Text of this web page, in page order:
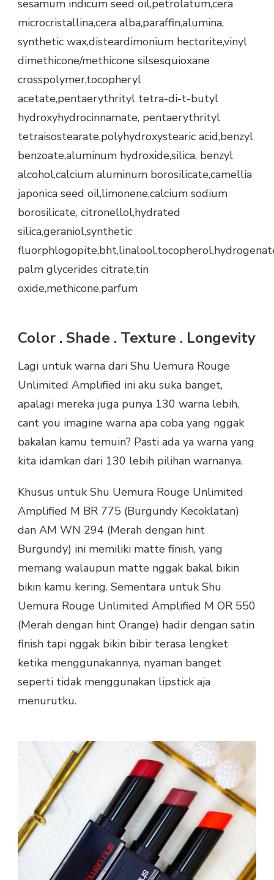
sesamum indicum seed oil,petrolatum,cera
microcristallina,cera alba,paraffin,alumina,
synthetic wax,disteardimonium hectorite,vinyl
dimethicone/methicone silsesquioxane
crosspolymer,tocopheryl
acetate,pentaerythrityl tetra-di-t-butyl
hydroxyhydrocinnamate, pentaerythrityl
tetraisostearate,polyhydroxystearic acid,benzyl
benzoate,aluminum hydroxide,silica, benzyl
alcohol,calcium aluminum borosilicate,camellia
japonica seed oil,limonene,calcium sodium
borosilicate, citronellol,hydrated
silica,geraniol,synthetic
palm glycerides citrate,tin
oxide,methicone,parfum
Color . Shade . Texture . Longevity
Lagi untuk warna dari Shu Uemura Rouge
Unlimited Amplified ini aku suka banget,
apalagi mereka juga punya 130 warna lebih,
cant you imagine warna apa coba yang nggak
bakalan kamu temuin? Pasti ada ya warna yang
kita idamkan dari 130 lebih pilihan warnanya.
Khusus untuk Shu Uemura Rouge Unlimited
Amplified M BR 775 (Burgundy Kecoklatan)
dan AM WN 294 (Merah dengan hint
Burgundy) ini memiliki matte finish, yang
memang walaupun matte nggak bakal bikin
bikin kamu kering. Sementara untuk Shu
Uemura Rouge Unlimited Amplified M OR 550
(Merah dengan hint Orange) hadir dengan satin
finish tapi nggak bikin bibir terasa lengket
ketika menggunakannya, nyaman banget
seperti tidak menggunakan lipstick aja
menurutku.